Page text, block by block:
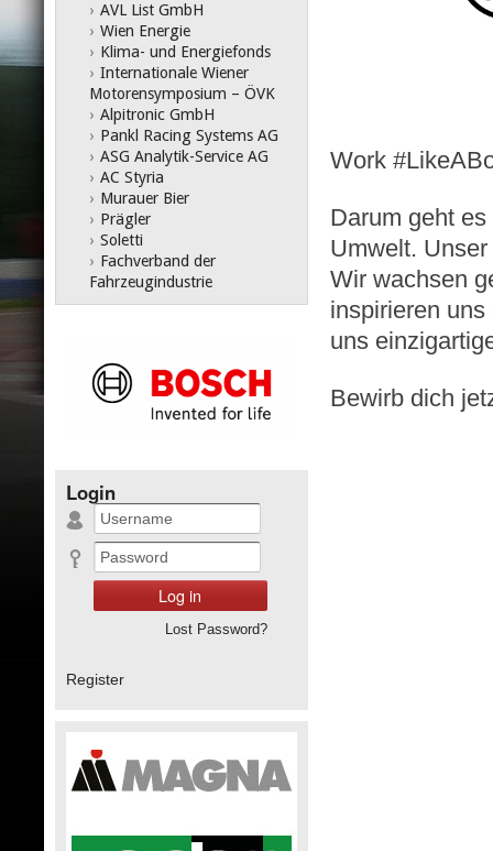
Work
Darum geht
Umwelt.
Wir wachsen
inspirieren
uns
Bewirb dich
› AVL List GmbH
› Wien Energie
› Klima- und Energiefonds
› Internationale Wiener
Motorensymposium – ÖVK
› Alpitronic GmbH
› Pankl Racing Systems AG
› ASG Analytik-Service AG
› AC Styria
› Murauer Bier
› Prägler
› Soletti
› Fachverband der
Fahrzeugindustrie
Login
Lost Password?
Register